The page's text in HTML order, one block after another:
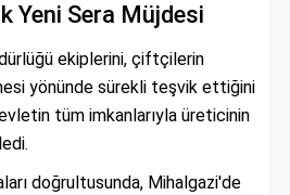
Yeni Sera Müjdesi
ekiplerini, çiftçilerin
yönünde sürekli teşvik ettiğini
tüm imkanlarıyla üreticinin
doğrultusunda, Mihalgazi'de